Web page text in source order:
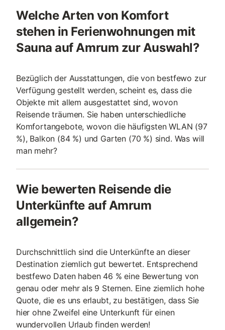
Welche Arten von Komfort
stehen in Ferienwohnungen mit
Sauna auf Amrum zur Auswahl?
Bezüglich der Ausstattungen, die von bestfewo zur
Verfügung gestellt werden, scheint es, dass die
Objekte mit allem ausgestattet sind, wovon
Reisende träumen. Sie haben unterschiedliche
Komfortangebote, wovon die häufigsten WLAN (97
%), Balkon (84 %) und Garten (70 %) sind. Was will
man mehr?
Wie bewerten Reisende die
Unterkünfte auf Amrum
allgemein?
Durchschnittlich sind die Unterkünfte an dieser
Destination ziemlich gut bewertet. Entsprechend
bestfewo Daten haben 46 % eine Bewertung von
genau oder mehr als 9 Sternen. Eine ziemlich hohe
Quote, die es uns erlaubt, zu bestätigen, dass Sie
hier ohne Zweifel eine Unterkunft für einen
wundervollen Urlaub finden werden!